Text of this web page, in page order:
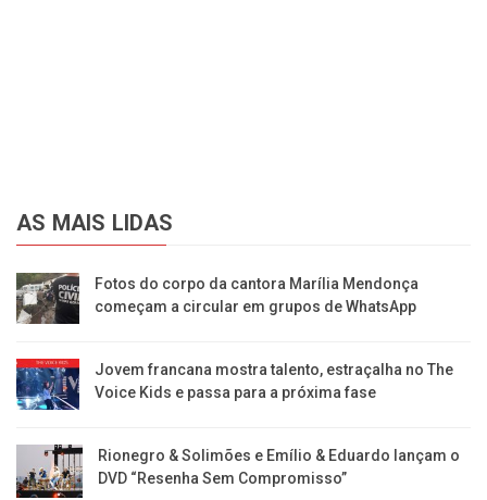
AS MAIS LIDAS
Fotos do corpo da cantora Marília Mendonça
começam a circular em grupos de WhatsApp
Jovem francana mostra talento, estraçalha no The
Voice Kids e passa para a próxima fase
Rionegro & Solimões e Emílio & Eduardo lançam o
DVD “Resenha Sem Compromisso”